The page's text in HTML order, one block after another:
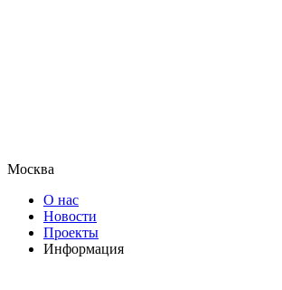
Москва
О нас
Новости
Проекты
Информация